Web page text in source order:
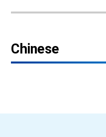
Chinese